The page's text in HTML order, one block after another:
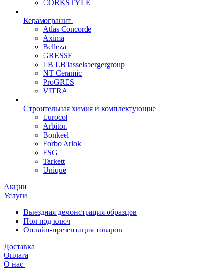
CORKSTYLE
Керамогранит
Atlas Concorde
Axima
Belleza
GRESSE
LB LB lasselsbergergroup
NT Ceramic
ProGRES
VITRA
Строительная химия и комплектующие
Eurocol
Arbiton
Bonkeel
Forbo Arlok
FSG
Tarkett
Unique
Акции
Услуги
Выездная демонстрация образцов
Пол под ключ
Онлайн-презентация товаров
Доставка
Оплата
О нас